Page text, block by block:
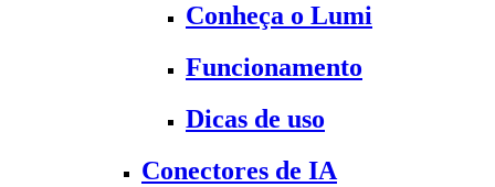
Conheça o Lumi
Funcionamento
Dicas de uso
Conectores de IA